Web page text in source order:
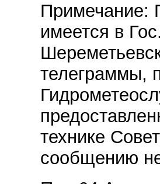
Примечание:
имеется в
телеграммы,
технике
сообщению